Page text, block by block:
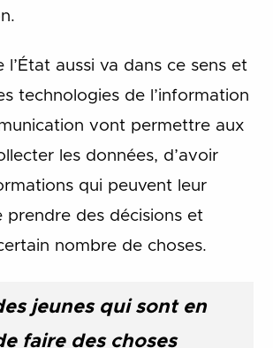
l’État aussi va dans ce sens et
technologies de l’information
vont permettre aux
les données, d’avoir
qui peuvent leur
prendre des décisions et
nombre de choses.
jeunes qui sont en
faire des choses